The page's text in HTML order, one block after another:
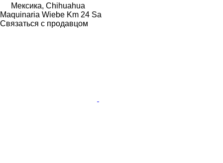
Мексика, Chihuahua
Maquinaria Wiebe Km 24 Sa
Связаться с продавцом